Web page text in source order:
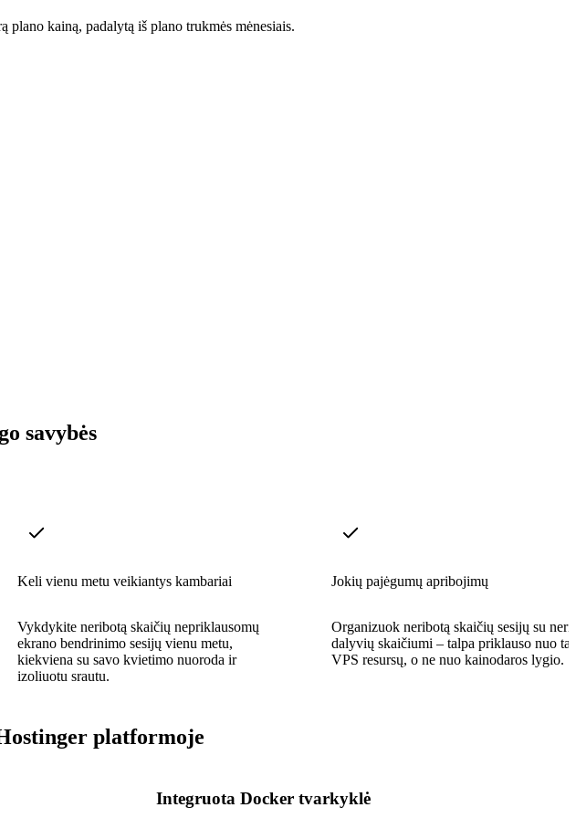
kainą, padalytą iš plano trukmės mėnesiais.
savybės
Keli vienu metu veikiantys kambariai
Vykdykite neribotą skaičių nepriklausomų
ekrano bendrinimo sesijų vienu metu,
kiekviena su savo kvietimo nuoroda ir
izoliuotu srautu.
Jokių pajėgumų apribojimų
Organizuok neribotą skaičių sesijų su
dalyvių skaičiumi – talpa priklauso nuo
VPS resursų, o ne nuo kainodaros lygio.
platformoje
Integruota Docker tvarkyklė